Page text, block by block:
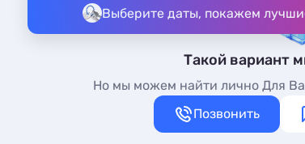
Выберите даты, покажем
Такой вариант
Но мы можем найти лично Для
Позвонить